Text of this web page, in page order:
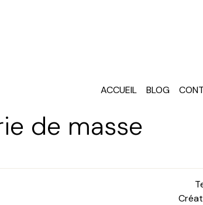
ACCUEIL BLOG
de masse